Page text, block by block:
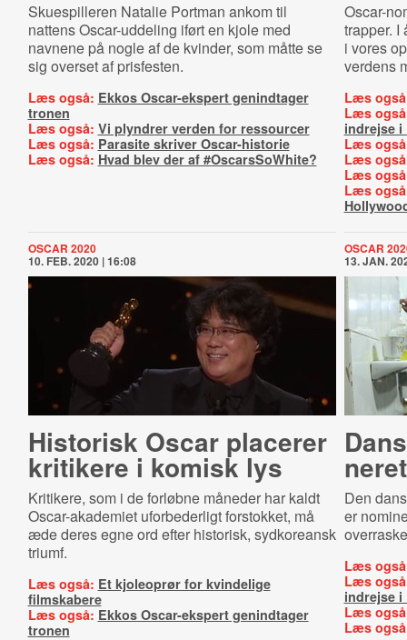
Skuespilleren Natalie Portman ankom til
nattens Oscar-uddeling iført en kjole med
navnene på nogle af de kvinder, som måtte se
sig overset af prisfesten.
Læs også: Ekkos Oscar-ekspert genindtager
tronen
Læs også: Vi plyndrer verden for ressourcer
Læs også: Parasite skriver Oscar-historie
Læs også: Hvad blev der af #OscarsSoWhite?
Oscar-
trapper. I
i vores
verdens
Læs
Læs
indrejse i
Læs
Læs
Læs
Læs
OSCAR 2020
10. FEB. 2020 | 16:08
Historisk Oscar placerer
kritikere i komisk lys
Kritikere, som i de forløbne måneder har kaldt
Oscar-akademiet uforbederligt forstokket, må
æde deres egne ord efter historisk, sydkoreansk
triumf.
Læs også: Et kjoleoprør for kvindelige
filmskabere
Læs også: Ekkos Oscar-ekspert genindtager
tronen
OSCAR
13. JAN.
ne­ret
Den
er
Læs
Læs
indrejse i
Læs
Læs